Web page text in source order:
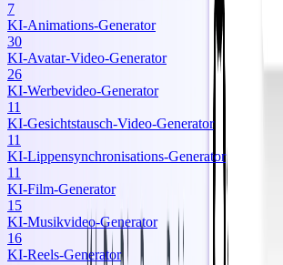
7
KI‑Animations‑Generator
30
KI‑Avatar‑Video‑Generator
26
KI‑Werbevideo‑Generator
11
KI‑Gesichtstausch‑Video‑Generator
11
KI‑Lippensynchronisations‑Generator
11
KI‑Film‑Generator
15
KI‑Musikvideo‑Generator
16
KI‑Reels‑Generator